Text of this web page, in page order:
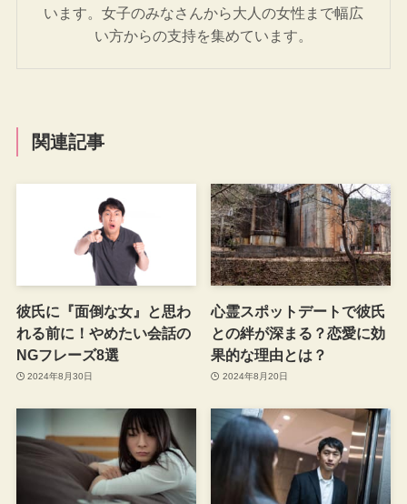
います。女子のみなさんから大人の女性まで幅広
い方からの支持を集めています。
関連記事
彼氏に『面倒な女』と思わ
れる前に！やめたい会話の
NGフレーズ8選
2024年8月30日
心霊スポットデートで彼氏
との絆が深まる？恋愛に効
果的な理由とは？
2024年8月20日